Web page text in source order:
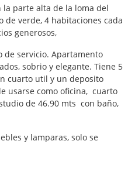
la parte alta de la loma del
de verde, 4 habitaciones cada
generosos,
de servicio. Apartamento
sobrio y elegante. Tiene 5
cuarto util y un deposito
usarse como oficina, cuarto
de 46.90 mts con baño,
y lamparas, solo se